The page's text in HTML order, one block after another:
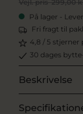
Vejl. pris299,00
På lager -
Fri fragt til
4,8 / 5 stjerner
30 dages
Beskrivelse